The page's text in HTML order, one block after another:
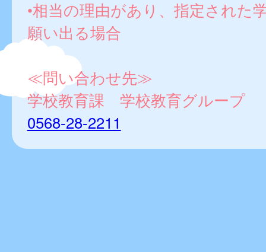
•相当の理由があり、指定された
願い出る場合
≪問い合わせ先≫
学校教育課 学校教育グループ
0568-28-2211